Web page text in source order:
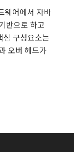
웨어에서 자바
반으로 하고
구성요소는
오버 헤드가